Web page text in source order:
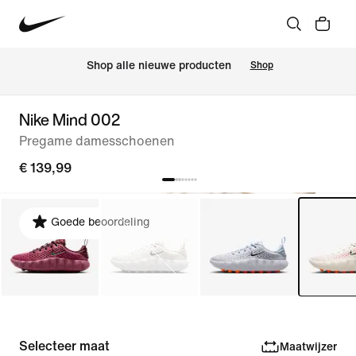
Shop alle nieuwe producten Shop
Nike Mind 002
Pregame damesschoenen
€ 139,99
Goede beoordeling
Selecteer maat Maatwijzer